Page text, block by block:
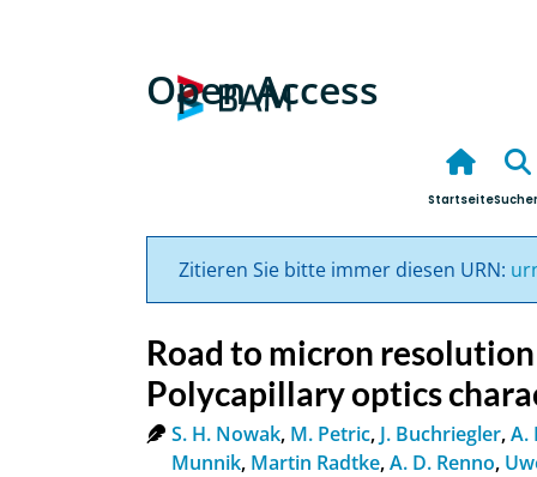
Open Access
Startseite
Zitieren Sie bitte immer diesen URN:
Road to micron
Polycapillary optics
S. H. Nowak, M. Petric, J. Buchriegler,A.
Munnik, Martin Radtke,A. D. Renno,